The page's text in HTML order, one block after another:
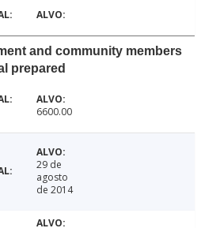
and community members
prepared
6600.00
29 de
agosto
de 2014